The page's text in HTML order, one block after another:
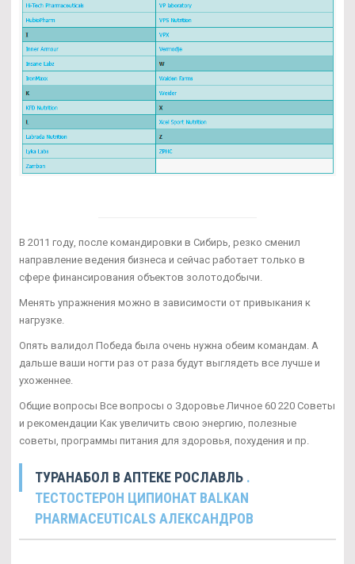
В 2011 году, после командировки в Сибирь, резко сменил
направление ведения бизнеса и сейчас работает только в
сфере финансирования объектов золотодобычи.
Менять упражнения можно в зависимости от привыкания к
нагрузке.
Опять валидол Победа была очень нужна обеим командам. А
дальше ваши ногти раз от раза будут выглядеть все лучше и
ухоженнее.
Общие вопросы Все вопросы о Здоровье Личное 60 220 Советы
и рекомендации Как увеличить свою энергию, полезные
советы, программы питания для здоровья, похудения и пр.
ТУРАНАБОЛ В АПТЕКЕ РОСЛАВЛЬ .
ТЕСТОСТЕРОН ЦИПИОНАТ BALKAN
PHARMACEUTICALS АЛЕКСАНДРОВ